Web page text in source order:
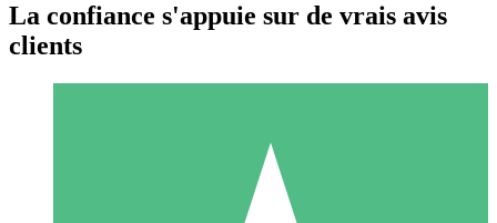
Packs de Crédits Individuels
La confiance s'appuie sur de vrais avis
clients